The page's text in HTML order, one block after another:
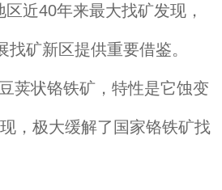
近40年来最大找矿发现，
矿新区提供重要借鉴。
荚状铬铁矿，特性是它蚀变
，极大缓解了国家铬铁矿找